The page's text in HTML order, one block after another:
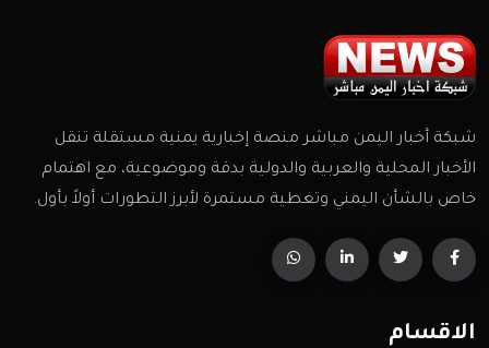
شبكة أخبار اليمن مباشر منصة إخبارية يمنية مستقلة تنقل
الأخبار المحلية والعربية والدولية بدقة وموضوعية، مع اهتمام
خاص بالشأن اليمني وتغطية مستمرة لأبرز التطورات أولاً بأول.
الاقسام